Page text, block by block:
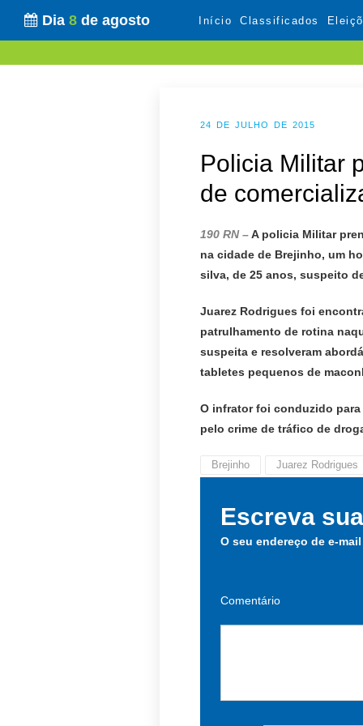
Dia 8 de agosto Início Classificados
24 DE JULHO DE 2015
Policia Militar
de
190 RN –A policia Militar
na cidade de Brejinho, um
silva, de 25 anos, suspeito
Juarez Rodrigues foi
patrulhamento de rotina
suspeita e resolveram
tabletes pequenos de
O infrator foi conduzido
pelo crime de tráfico de
Brejinho Juarez Rodrigues
Escreva
O seu endereço de e-
Comentário